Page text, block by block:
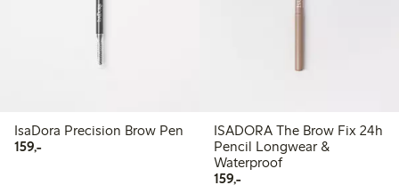
IsaDora Precision Brow Pen
159,-159,00 kr
ISADORA The Brow Fix 24h
Pencil Longwear &
Waterproof
159,-159,00 kr